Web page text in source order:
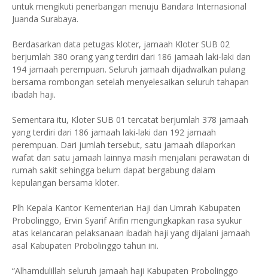
untuk mengikuti penerbangan menuju Bandara Internasional
Juanda Surabaya.
Berdasarkan data petugas kloter, jamaah Kloter SUB 02
berjumlah 380 orang yang terdiri dari 186 jamaah laki-laki dan
194 jamaah perempuan. Seluruh jamaah dijadwalkan pulang
bersama rombongan setelah menyelesaikan seluruh tahapan
ibadah haji.
Sementara itu, Kloter SUB 01 tercatat berjumlah 378 jamaah
yang terdiri dari 186 jamaah laki-laki dan 192 jamaah
perempuan. Dari jumlah tersebut, satu jamaah dilaporkan
wafat dan satu jamaah lainnya masih menjalani perawatan di
rumah sakit sehingga belum dapat bergabung dalam
kepulangan bersama kloter.
Plh Kepala Kantor Kementerian Haji dan Umrah Kabupaten
Probolinggo, Ervin Syarif Arifin mengungkapkan rasa syukur
atas kelancaran pelaksanaan ibadah haji yang dijalani jamaah
asal Kabupaten Probolinggo tahun ini.
“Alhamdulillah seluruh jamaah haji Kabupaten Probolinggo